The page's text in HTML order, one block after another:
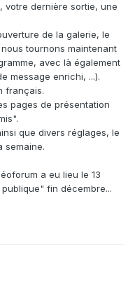
votre dernière sortie, une
de la galerie, le
tournons maintenant
avec là également
message enrichi, ...).
français.
pages de présentation
que divers réglages, le
semaine.
a eu lieu le 13
fin décembre...